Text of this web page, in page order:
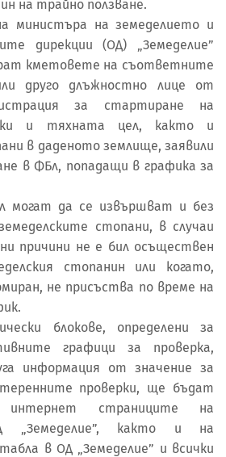
на трайно ползване.
министъра на земеделието и
дирекции (ОД) „Земеделие”
кметовете на съответните
друго длъжностно лице от
за стартиране на
и тяхната цел, както и
в даденото землище, заявили
в ФБл, попадащи в графика за
могат да се извършват и без
стопани, в случаи
причини не е бил осъществен
стопанин или когато,
не присъства по време на
блокове, определени за
графици за проверка,
информация от значение за
проверки, ще бъдат
интернет страниците на
„Земеделие”, както и на
в ОД „Земеделие” и всички